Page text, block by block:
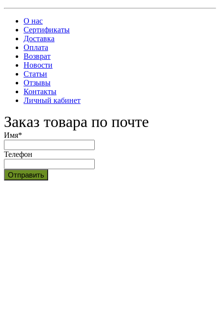
О нас
Сертификаты
Доставка
Оплата
Возврат
Новости
Статьи
Отзывы
Контакты
Личный кабинет
Заказ товара по почте
Имя*
Телефон
Отправить